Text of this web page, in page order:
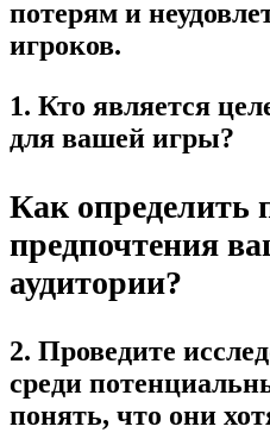
потерям и
игроков.
1. Кто является
для вашей игры?
Как определить
предпочтения
аудитории?
2. Проведите
среди
понять, что они